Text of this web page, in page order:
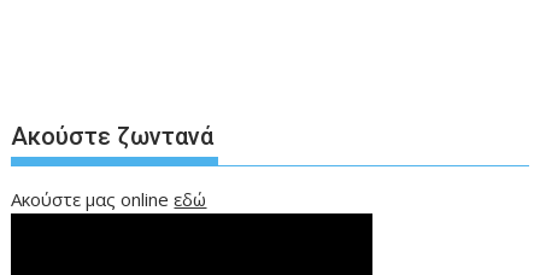
Ακούστε ζωντανά
Ακούστε μας onlineεδώ